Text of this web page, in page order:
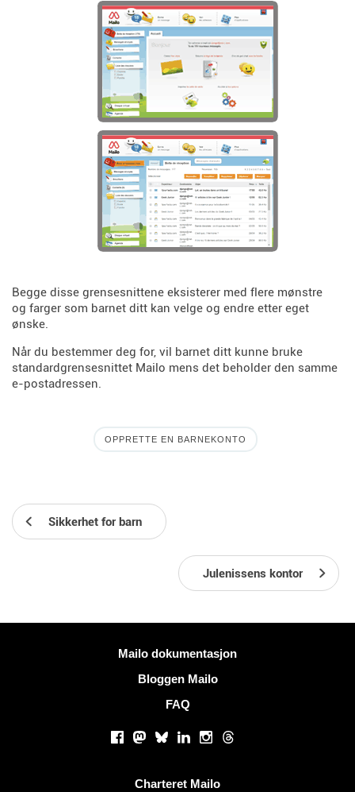
Begge disse grensesnittene eksisterer med flere mønstre
og farger som barnet ditt kan velge og endre etter eget
ønske.
Når du bestemmer deg for, vil barnet ditt kunne bruke
standardgrensesnittet Mailo mens det beholder den samme
e-postadressen.
OPPRETTE EN BARNEKONTO
Sikkerhet for barn
Julenissens kontor
Mailo dokumentasjon
Bloggen Mailo
FAQ
Facebook
Mastodon
BlueskyLinkedInInstagram
Threads
Charteret Mailo